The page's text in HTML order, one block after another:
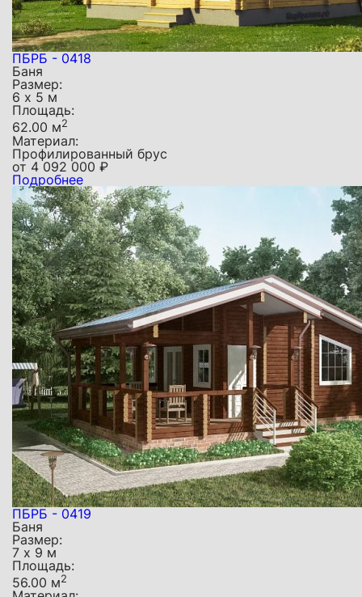
ПБРБ - 0418
Баня
Размер:
6 х 5 м
Площадь:
62.00 м2
Материал:
Профилированный брус
от 4 092 000 ₽
Подробнее
ПБРБ - 0419
Баня
Размер:
7 х 9 м
Площадь:
56.00 м2